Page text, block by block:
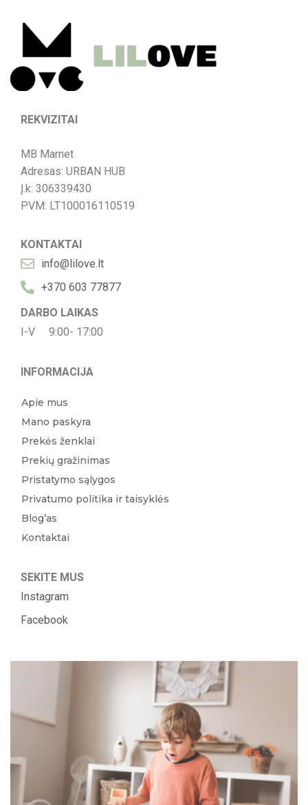
REKVIZITAI
MB Marnet
Adresas: URBAN HUB
Į.k: 306339430
PVM: LT100016110519
KONTAKTAI
info@lilove.lt
+370 603 77877
DARBO LAIKAS
I-V 9:00- 17:00
INFORMACIJA
Apie mus
Mano paskyra
Prekės ženklai
Prekių gražinimas
Pristatymo sąlygos
Privatumo politika ir taisyklės
Blog’as
Kontaktai
SEKITE MUS
Instagram
Facebook